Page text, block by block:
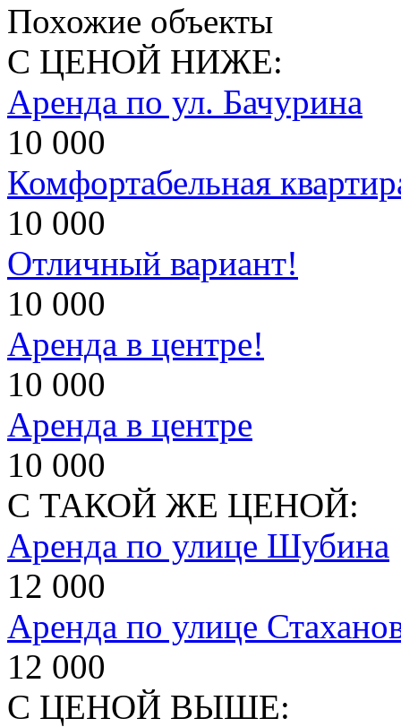
Похожие объекты
С ЦЕНОЙ НИЖЕ:
Аренда по ул. Бачурина
10 000
Комфортабельная
10 000
Отличный вариант!
10 000
Аренда в центре!
10 000
Аренда в центре
10 000
С ТАКОЙ ЖЕ ЦЕНОЙ:
Аренда по улице Шубина
12 000
Аренда по улице
12 000
С ЦЕНОЙ ВЫШЕ: